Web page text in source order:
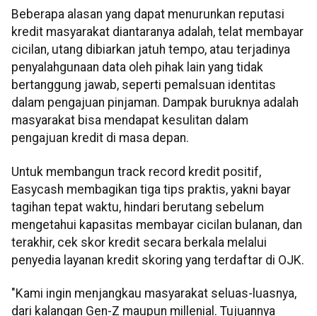
Beberapa alasan yang dapat menurunkan reputasi
kredit masyarakat diantaranya adalah, telat membayar
cicilan, utang dibiarkan jatuh tempo, atau terjadinya
penyalahgunaan data oleh pihak lain yang tidak
bertanggung jawab, seperti pemalsuan identitas
dalam pengajuan pinjaman. Dampak buruknya adalah
masyarakat bisa mendapat kesulitan dalam
pengajuan kredit di masa depan.
Untuk membangun track record kredit positif,
Easycash membagikan tiga tips praktis, yakni bayar
tagihan tepat waktu, hindari berutang sebelum
mengetahui kapasitas membayar cicilan bulanan, dan
terakhir, cek skor kredit secara berkala melalui
penyedia layanan kredit skoring yang terdaftar di OJK.
"Kami ingin menjangkau masyarakat seluas-luasnya,
dari kalangan Gen-Z maupun millenial. Tujuannya